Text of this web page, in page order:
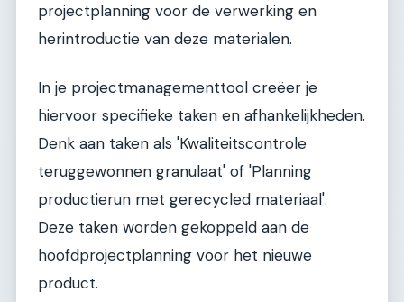
projectplanning voor de verwerking en
herintroductie van deze materialen.
In je projectmanagementtool creëer je
hiervoor specifieke taken en afhankelijkheden.
Denk aan taken als 'Kwaliteitscontrole
teruggewonnen granulaat' of 'Planning
productierun met gerecycled materiaal'.
Deze taken worden gekoppeld aan de
hoofdprojectplanning voor het nieuwe
product.